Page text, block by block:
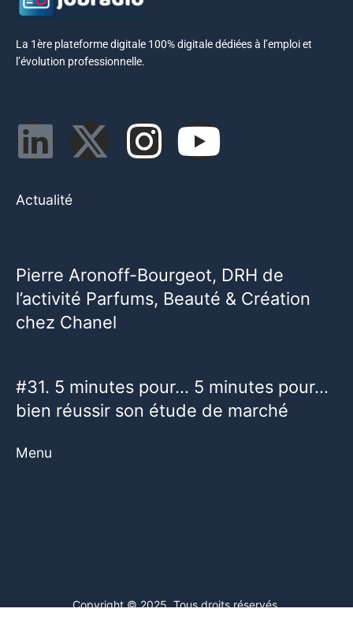
La 1ère plateforme digitale 100% digitale dédiées à l’emploi et
l’évolution professionnelle.
Actualité
Pierre Aronoff-Bourgeot, DRH de
l’activité Parfums, Beauté & Création
chez Chanel
#31. 5 minutes pour… 5 minutes pour…
bien réussir son étude de marché
Menu
Copyright © 2025. Tous droits réservés.